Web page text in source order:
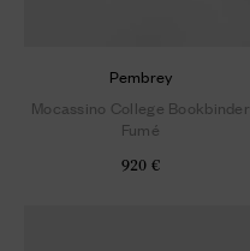
Pembrey
Mocassino College Bookbinder
Fumé
920 €